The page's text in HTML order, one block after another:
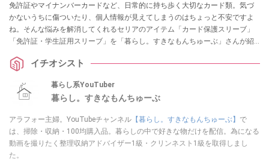
免許証やマイナンバーカードなど、日常的に持ち歩く大切なカード類。気づ
かないうちに傷ついたり、個人情報が見えてしまうのはちょっと不安ですよ
ね。そんな悩みを解消してくれるセリアのアイテム「カード保護スリーブ」
「免許証・学生証用スリーブ」を「暮らし。すきなもんちゅーぶ」さんが紹
で、ぜひチェックしてみてくださいね。
イチオシスト
暮らし系YouTuber
暮らし。すきなもんちゅーぶ
アラフォー主婦。YouTubeチャンネル 【暮らし。すきなもんちゅーぶ】 で
は、掃除・収納・100均購入品。暮らしの中で好きな物だけを配信。為になる
動画を撮りたく整理収納アドバイザー1級・クリンネスト1級を取得しまし
た。